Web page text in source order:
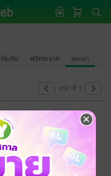
โมชัน ฟรีกระจาย แนะนำ
หน้าที่ 1
วยนะคะ
อที่คุณกำลังชมค่ะ